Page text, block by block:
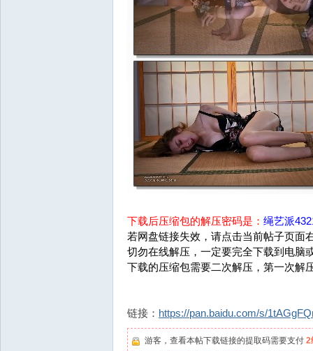
下载后压缩包的解压密码是： 绳艺派
若网盘链接失效，请点击当前帖子页面
切勿在线解压，一定要完全下载到电脑
下载的压缩包需要二次解压，第一次解
链接： https://pan.baidu.com/s/
游客，查看本帖下载链接的提取码需要支付 2